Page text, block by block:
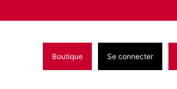
Boutique Se connecter